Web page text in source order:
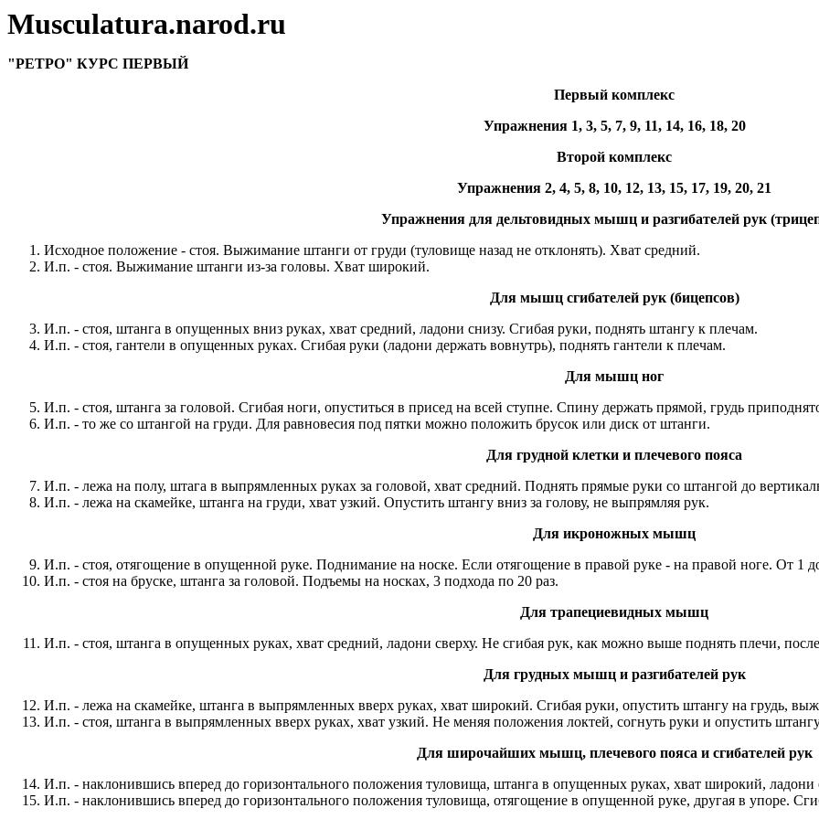
Musculatura.narod.ru
"РЕТРО" КУРС ПЕРВЫЙ
Первый комплекс
Упражнения 1, 3, 5, 7, 9, 11, 14, 16, 18, 20
Второй комплекс
Упражнения 2, 4, 5, 8, 10, 12, 13, 15, 17, 19, 20, 21
Упражнения для дельтовидных мышц и разгибателей рук
Исходное положение - стоя. Выжимание штанги от груди (туловище назад не отклонять). Хват средний.
И.п. - стоя. Выжимание штанги из-за головы. Хват широкий.
Для мышц сгибателей рук (бицепсов)
И.п. - стоя, штанга в опущенных вниз руках, хват средний, ладони снизу. Сгибая руки, поднять штангу к плечам.
И.п. - стоя, гантели в опущенных руках. Сгибая руки (ладони держать вовнутрь), поднять гантели к плечам.
Для мышц ног
И.п. - стоя, штанга за головой. Сгибая ноги, опуститься в присед на всей ступне. Спину держать прямой, грудь
И.п. - то же со штангой на груди. Для равновесия под пятки можно положить брусок или диск от штанги.
Для грудной клетки и плечевого пояса
И.п. - лежа на полу, штага в выпрямленных руках за головой, хват средний. Поднять прямые руки со штангой до
И.п. - лежа на скамейке, штанга на груди, хват узкий. Опустить штангу вниз за голову, не выпрямляя рук.
Для икроножных мышц
И.п. - стоя, отягощение в опущенной руке. Поднимание на носке. Если отягощение в правой руке - на правой ноге. От 1
И.п. - стоя на бруске, штанга за головой. Подъемы на носках, 3 подхода по 20 раз.
Для трапециевидных мышц
И.п. - стоя, штанга в опущенных руках, хват средний, ладони сверху. Не сгибая рук, как можно выше поднять плечи, после
Для грудных мышц и разгибателей рук
И.п. - лежа на скамейке, штанга в выпрямленных вверх руках, хват широкий. Сгибая руки, опустить штангу на грудь,
И.п. - стоя, штанга в выпрямленных вверх руках, хват узкий. Не меняя положения локтей, согнуть руки и опустить
Для широчайших мышц, плечевого пояса и сгибателей рук
И.п. - наклонившись вперед до горизонтального положения туловища, штанга в опущенных руках, хват широкий,
И.п. - наклонившись вперед до горизонтального положения туловища, отягощение в опущенной руке, другая в упоре.